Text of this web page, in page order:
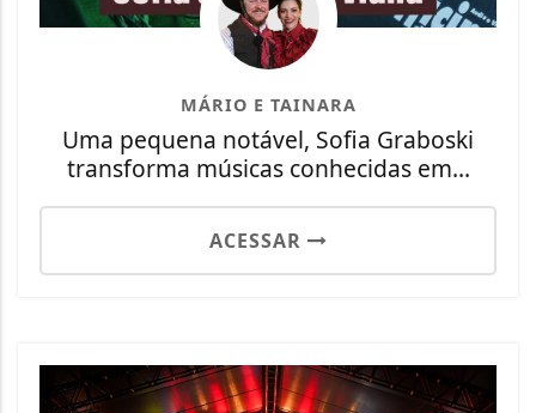
MÁRIO E TAINARA
Uma pequena notável, Sofia Graboski
transforma músicas conhecidas em...
ACESSAR